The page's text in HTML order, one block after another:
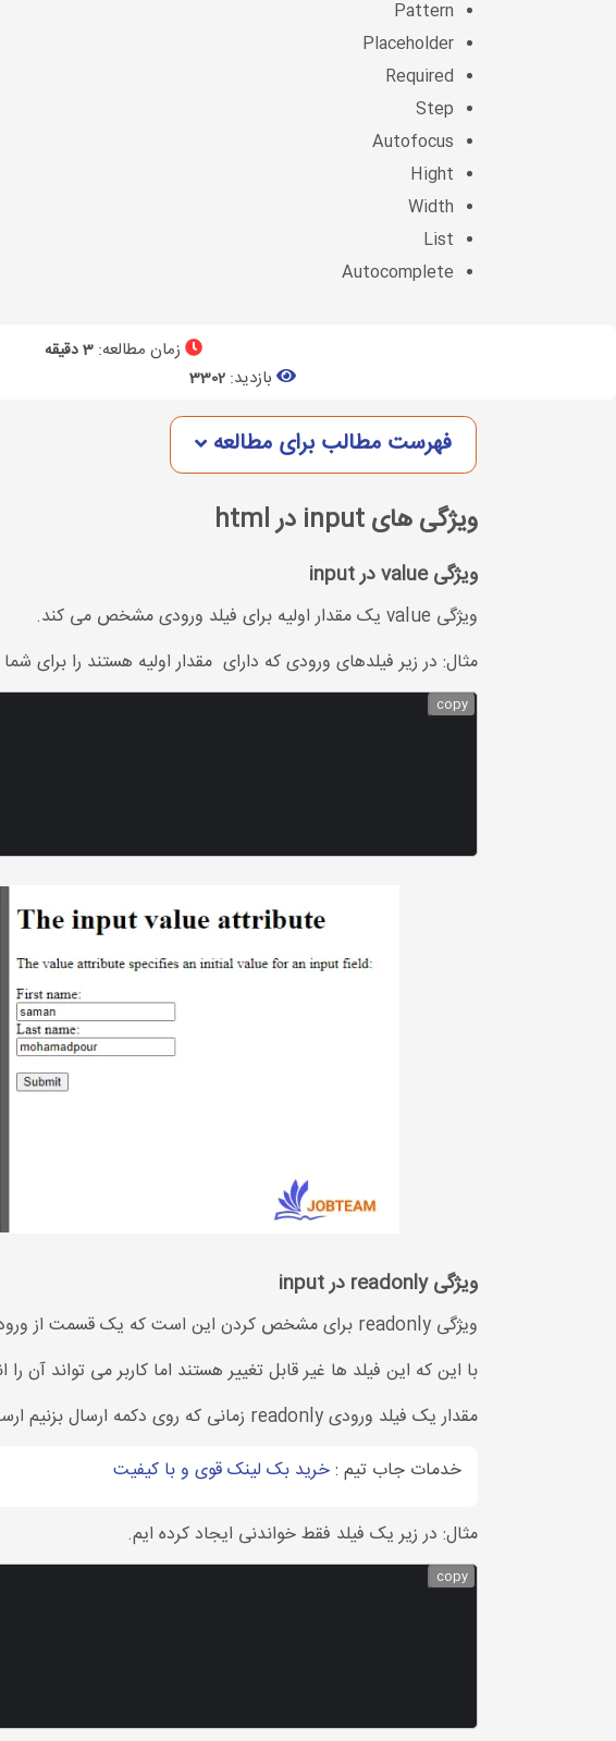
Pattern
Placeholder
Required
Step
Autofocus
Hight
Width
List
Autocomplete
زمان مطالعه:3 دقیقه
بازدید:3302
فهرست مطالب برای مطالعه
ویژگی های input در html
ویژگی value در input
ویژگی value یک مقدار اولیه برای فیلد ورودی مشخص می کند.
مثال: در زیر فیلدهای ورودی که دارای مقدار اولیه هستند را برای شما
copy
ویژگی readonly در input
ویژگی readonly برای مشخص کردن این است که یک قسمت از ورودی ما فقط خواندنی است (قابل تغییر دادن نیست)
با این که این فیلد ها غیر قابل تغییر هستند اما کاربر می تواند آن
مقدار یک فیلد ورودی readonly زمانی که روی دکمه ارسال بزنیم ارسال می شود.
خدمات جاب تیم :خرید بک لینک قوی و با کیفیت
مثال: در زیر یک فیلد فقط خواندنی ایجاد کرده ایم.
copy